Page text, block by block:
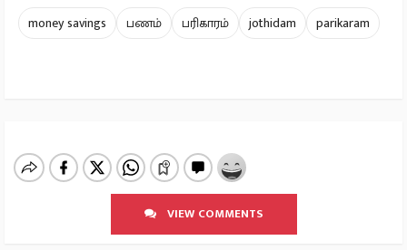
money savings பணம் பரிகாரம் jothidam parikaram
VIEW COMMENTS